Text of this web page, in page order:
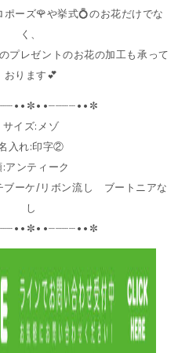
ーズ🌹や挙式💍のお花だけでな
く、
プレゼントのお花の加工も承って
おります💕
サイズ:メゾ
入れ:印字②
:アンティーク
ブーケ/リボン流し ブートニアな
し